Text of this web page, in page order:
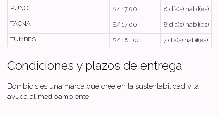
PUNO
S/ 17.00
8 día(s) hábil(es)
TACNA
S/ 17.00
8 día(s) hábil(es)
TUMBES
S/ 18.00 7 día(s) hábil(es)
Condiciones y plazos de entrega
Bombicis es una marca que cree en la sustentabilidad y la
ayuda al medioambiente